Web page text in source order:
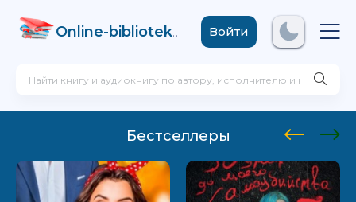
Online-biblioteka .comВойти
Бестселлеры